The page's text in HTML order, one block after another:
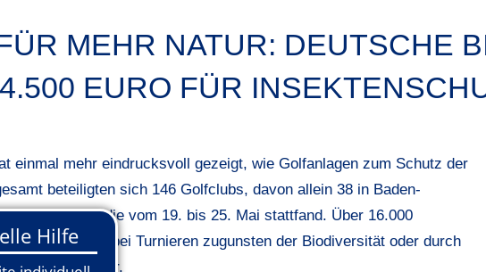
MEHR NATUR: DEUTSCHE
EURO FÜR
einmal mehr eindrucksvoll gezeigt, wie Golfanlagen zum Schutz der
beteiligten sich 146 Golfclubs, davon allein 38 in Baden-
die vom 19. bis 25. Mai stattfand. Über 16.000
aktiv, etwa bei Turnieren zugunsten der Biodiversität oder durch
und Bestäuber.